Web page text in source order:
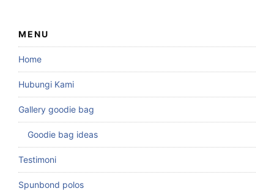
MENU
Home
Hubungi Kami
Gallery goodie bag
Goodie bag ideas
Testimoni
Spunbond polos